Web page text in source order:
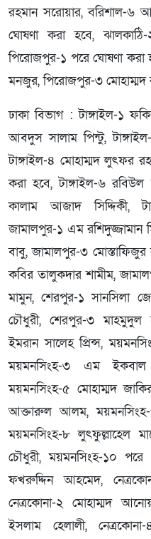
রহমান সরোয়ার, বরিশাল-৬
ঘোষণা করা হবে,
পিরোজপুর-১ পরে ঘোষণা
মনজুর, পিরোজপুর-৩
ঢাকা বিভাগ : টাঙ্গাইল-১
আবদুস সালাম পিন্টু,
টাঙ্গাইল-৪ মোহাম্মদ লুৎফর
করা হবে, টাঙ্গাইল-৬
কালাম আজাদ সিদ্দিকী,
জামালপুর-১ এম রশিদুজ্জামান
বাবু, জামালপুর-৩
কবির তালুকদার শামীম,
মামুন, শেরপুর-১ সানসিলা
চৌধুরী, শেরপুর-৩
ইমরান সালেহ প্রিন্স,
ময়মনসিংহ-৩ এম ইকবাল
ময়মনসিংহ-৫ মোহাম্মদ
আক্তারুল আলম, ময়মনসিংহ-
ময়মনসিংহ-৮ লুৎফুল্লাহেল
চৌধুরী, ময়মনসিংহ-১০ পরে
ফখরুদ্দিন আহমেদ,
নেত্রকোনা-২ মোহাম্মদ
ইসলাম হেলালী,